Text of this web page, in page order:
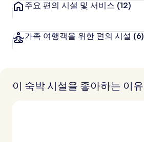
주요 편의 시설 및 서비스 (12)
가족 여행객을 위한 편의 시설 (6)
이 숙박 시설을 좋아하는 이유